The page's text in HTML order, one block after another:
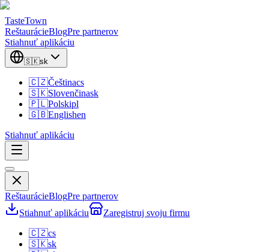
TasteTown
ReštaurácieBlogPre partnerov
Stiahnuť aplikáciu
🇸🇰sk
🇨🇿Češtinacs
🇸🇰Slovenčinask
🇵🇱Polskipl
🇬🇧Englishen
Stiahnuť aplikáciu
ReštaurácieBlogPre partnerov
Stiahnuť aplikáciu
Zaregistruj svoju firmu
🇨🇿cs
🇸🇰sk